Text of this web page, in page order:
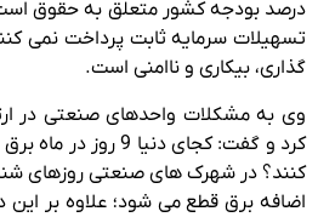
درصد بودجه کشور متعلق به حقوق
تسهیلات سرمایه ثابت پرداخت نمی
گذاری، بیکاری و ناامنی است.
وی به مشکلات واحدهای صنعتی در
کرد و گفت: کجای دنیا
کنند؟ در شهرک های صنعتی روزهای
اضافه برق قطع می شود؛ علاوه بر